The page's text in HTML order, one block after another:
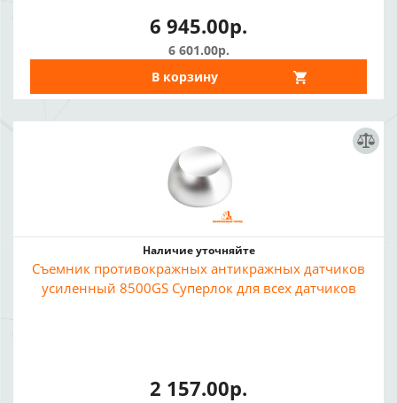
6 945.00р.
6 601.00р.
В корзину
Наличие уточняйте
Съемник противокражных антикражных датчиков
усиленный 8500GS Суперлок для всех датчиков
2 157.00р.